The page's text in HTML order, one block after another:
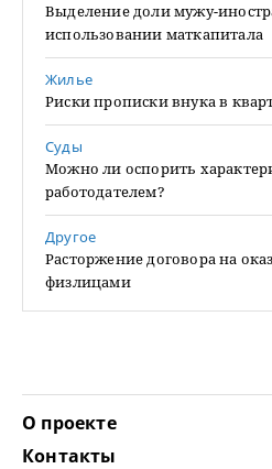
Выделение доли мужу-
использовании маткапитала
Жилье
Риски прописки внука в
Суды
Можно ли оспорить
работодателем?
Другое
Расторжение договора на
физлицами
О проекте
Контакты